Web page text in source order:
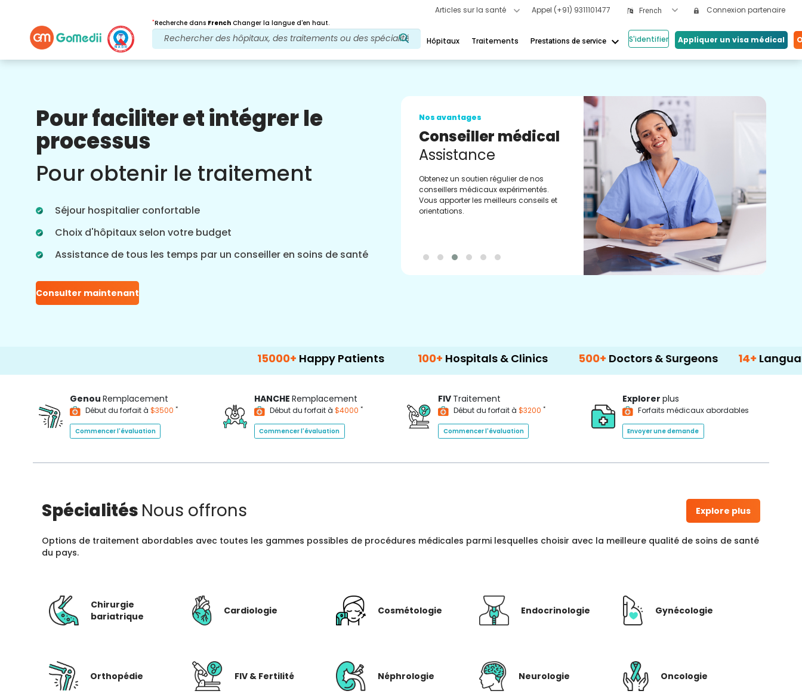
Articles sur la santé Appel (+91) 9311101477 French Connexion partenaire
*Recherche dans French Changer la langue d'en haut.
Hôpitaux Traitements Prestations de service keyboard_arrow_down S'identifier Appliquer un visa médical
Pour faciliter et intégrer le
processus
Pour obtenir le traitement
Séjour hospitalier confortable
Choix d'hôpitaux selon votre budget
Assistance de tous les temps par un conseiller en soins de santé
Consulter maintenant
Nos avantages
Après traitement
Suivi des soins
Bénéficiez d'une assistance médicale et
vos problèmes à tout moment. Mises à
traitement.
Nos avantages
Conseiller médical
Assistance
Obtenez un soutien régulier de nos
conseillers médicaux expérimentés.
Vous apporter les meilleurs conseils et
orientations.
Happy Patients 100+Hospitals & Clinics 500+Doctors & Surgeons 14+Language Support
Genou Remplacement
Début du forfait à $3500 *
Commencer l'évaluation
HANCHE Remplacement
Début du forfait à $4000 *
Commencer l'évaluation
FIV Traitement
Début du forfait à $3200 *
Commencer l'évaluation
Explorer plus
Forfaits médicaux abordables
Envoyer une demande
Spécialités Nous offrons Explore plus
Options de traitement abordables avec toutes les gammes possibles de procédures médicales parmi lesquelles choisir avec la meilleure qualité de soins de santé
du pays.
Chirurgie
bariatrique
Cardiologie Cosmétologie Endocrinologie Gynécologie
Orthopédie FIV & Fertilité Néphrologie Neurologie Oncologie